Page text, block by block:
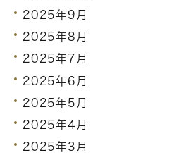
2025年9月
2025年8月
2025年7月
2025年6月
2025年5月
2025年4月
2025年3月